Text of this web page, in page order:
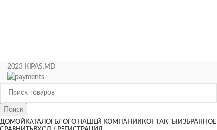
2023 KIPAS.MD
Поиск
ДОМОЙ КАТАЛОГ БЛОГ О НАШЕЙ КОМПАНИИ КОНТАКТЫ ИЗБРАННОЕ